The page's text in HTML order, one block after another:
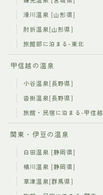
滑川温泉 [山形県]
肘折温泉[山形県]
旅館部に泊まる-東北
甲信越の温泉
小谷温泉[長野県]
沓掛温泉[長野県]
旅館・民宿に泊まる-甲信越
関東・伊豆の温泉
白田温泉 [静岡県]
横川温泉 [静岡県]
草津温泉[群馬県]